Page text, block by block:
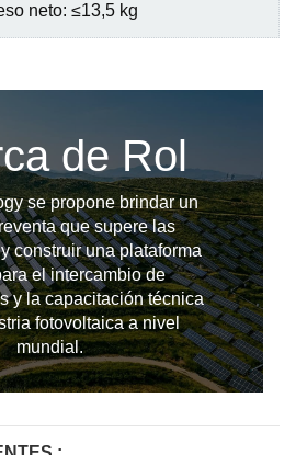
neto: ≤13,5 kg
de Rol
se propone brindar un
que supere las
construir una plataforma
el intercambio de
y la capacitación técnica
fotovoltaica a nivel
mundial.